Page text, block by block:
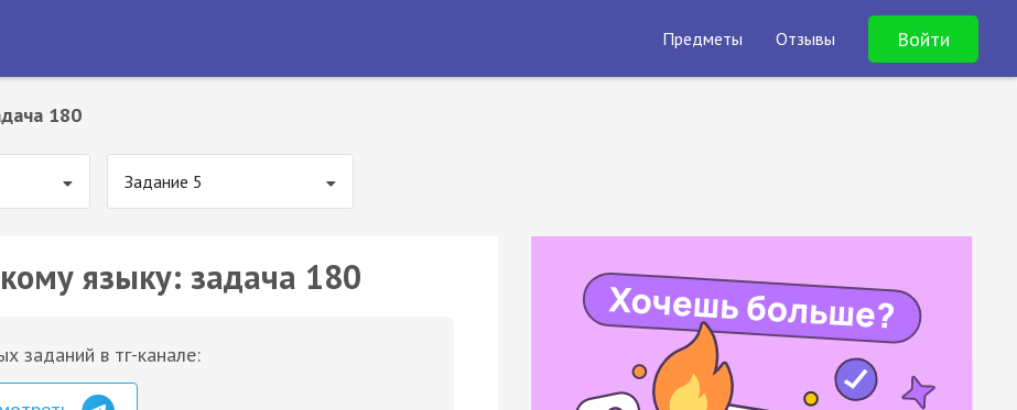
Предметы Отзывы Войти
180
Задание 5
языку: задача 180
заданий в тг-канале: